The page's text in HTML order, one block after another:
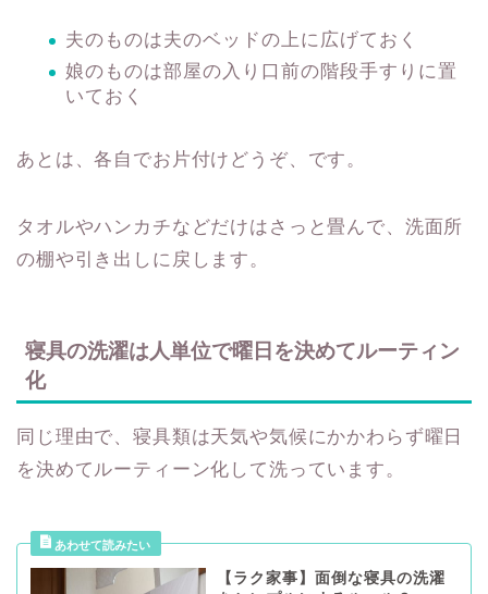
夫のものは夫のベッドの上に広げておく
娘のものは部屋の入り口前の階段手すりに置
いておく
あとは、各自でお片付けどうぞ、です。
タオルやハンカチなどだけはさっと畳んで、洗面所
の棚や引き出しに戻します。
寝具の洗濯は人単位で曜日を決めてルーティン
化
同じ理由で、寝具類は天気や気候にかかわらず曜日
を決めてルーティーン化して洗っています。
【ラク家事】面倒な寝具の洗濯